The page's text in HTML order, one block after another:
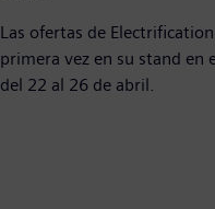
Las ofertas de
primera vez en su stand en
del 22 al 26 de abril.